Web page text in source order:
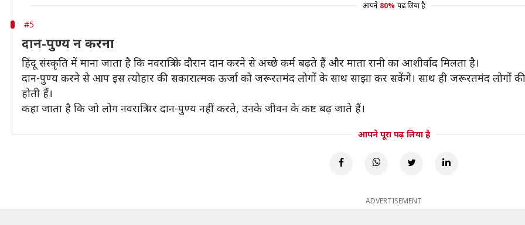
आपने 80% पढ़ लिया है
#5
दान-पुण्य न करना
हिंदू संस्कृति में माना जाता है कि नवरात्रि के दौरान दान करने से अच्छे कर्म बढ़ते हैं और माता रानी का आशीर्वाद मिलता है।
दान-पुण्य करने से आप इस त्योहार की सकारात्मक ऊर्जा को जरूरतमंद लोगों के साथ साझा कर सकेंगे। साथ ही जरूरतमंद लोगों की
होती हैं।
कहा जाता है कि जो लोग नवरात्रि पर दान-पुण्य नहीं करते, उनके जीवन के कष्ट बढ़ जाते हैं।
आपने पूरा पढ़ लिया है
ADVERTISEMENT